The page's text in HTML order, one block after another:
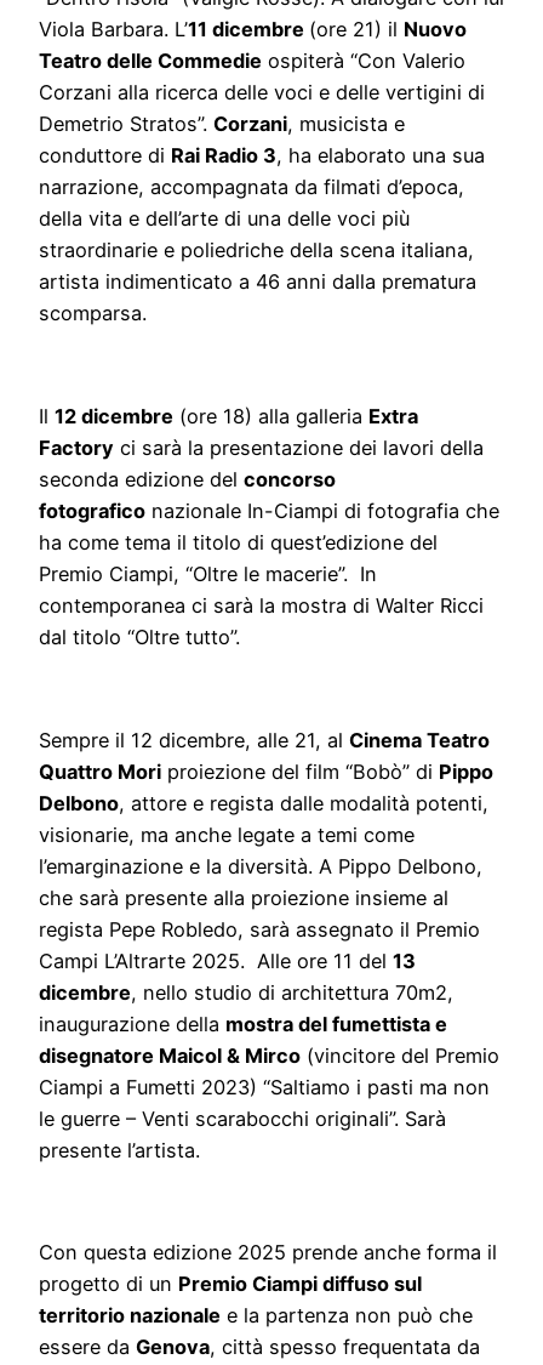
Viola Barbara. L’11 dicembre (ore 21) il Nuovo
Teatro delle Commedie ospiterà “Con Valerio
Corzani alla ricerca delle voci e delle vertigini di
Demetrio Stratos”. Corzani, musicista e
conduttore di Rai Radio 3, ha elaborato una sua
narrazione, accompagnata da filmati d’epoca,
della vita e dell’arte di una delle voci più
straordinarie e poliedriche della scena italiana,
artista indimenticato a 46 anni dalla prematura
scomparsa.
Il 12 dicembre (ore 18) alla galleria Extra
Factory ci sarà la presentazione dei lavori della
seconda edizione del concorso
fotografico nazionale In-Ciampi di fotografia che
ha come tema il titolo di quest’edizione del
Premio Ciampi, “Oltre le macerie”. In
contemporanea ci sarà la mostra di Walter Ricci
dal titolo “Oltre tutto”.
Sempre il 12 dicembre, alle 21, al Cinema Teatro
Quattro Mori proiezione del film “Bobò” di Pippo
Delbono, attore e regista dalle modalità potenti,
visionarie, ma anche legate a temi come
l’emarginazione e la diversità. A Pippo Delbono,
che sarà presente alla proiezione insieme al
regista Pepe Robledo, sarà assegnato il Premio
Campi L’Altrarte 2025. Alle ore 11 del 13
dicembre, nello studio di architettura 70m2,
inaugurazione della mostra del fumettista e
disegnatore Maicol & Mirco (vincitore del Premio
Ciampi a Fumetti 2023) “Saltiamo i pasti ma non
le guerre – Venti scarabocchi originali”. Sarà
presente l’artista.
Con questa edizione 2025 prende anche forma il
progetto di un Premio Ciampi diffuso sul
territorio nazionale e la partenza non può che
essere da Genova, città spesso frequentata da